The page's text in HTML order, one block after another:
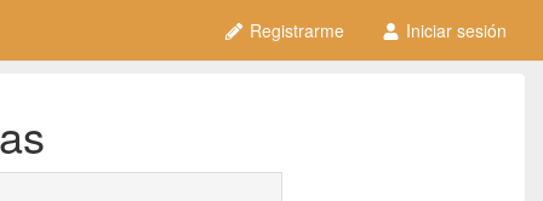
Registrarme Iniciar sesión